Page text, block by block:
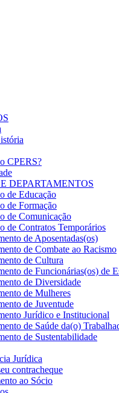
CPERS?
DEPARTAMENTOS
de Educação
de Formação
de Comunicação
de Contratos Temporários
de Aposentadas(os)
de Combate ao Racismo
de Cultura
de Funcionárias(os) de
de Diversidade
de Mulheres
de Juventude
Jurídico e Institucional
de Saúde da(o)
de Sustentabilidade
Jurídica
contracheque
ao Sócio